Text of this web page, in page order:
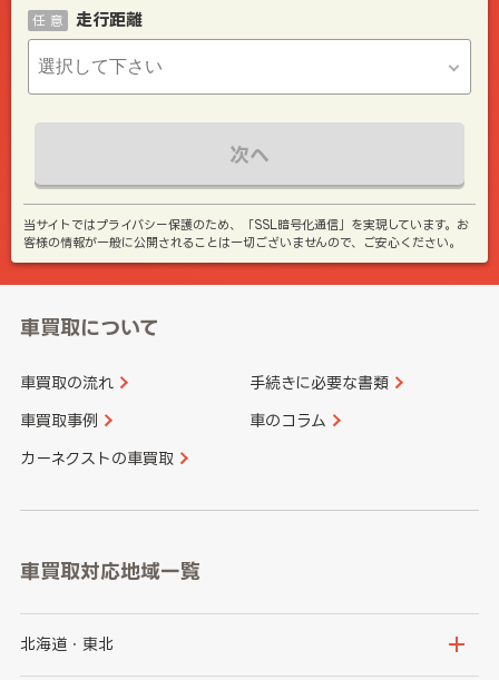
走行距離
任 意
次へ
当サイトではプライバシー保護のため、「SSL暗号化通信」を実現しています。お
客様の情報が一般に公開されることは一切ございませんので、ご安心ください。
車買取について
車買取の流れ 手続きに必要な書類
車買取事例 車のコラム
カーネクストの車買取
車買取対応地域一覧
北海道・東北